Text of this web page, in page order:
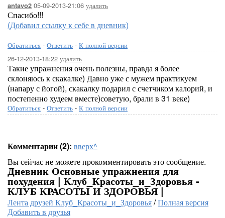
antavo2 05-09-2013-21:06 удалить
Спасибо!!!
(Добавил ссылку к себе в дневник)
Обратиться - Ответить - К полной версии
26-12-2013-18:22 удалить
Такие упражнения очень полезны, правда я более
склоняюсь к скакалке) Давно уже с мужем практикуем
(напару с йогой), скакалку подарил с счетчиком калорий, и
постепенно худеем вместе)советую, брали в 31 веке)
Обратиться - Ответить - К полной версии
Комментарии (2): вверх^
Вы сейчас не можете прокомментировать это сообщение.
Дневник Основные упражнения для
похудения | Клуб_Красоты_и_Здоровья -
КЛУБ КРАСОТЫ И ЗДОРОВЬЯ |
Лента друзей Клуб_Красоты_и_Здоровья/Полная версия
Добавить в друзья